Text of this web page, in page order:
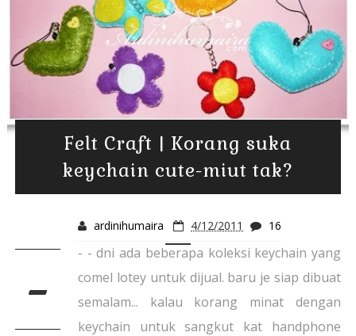
Felt Craft | Korang suka
keychain cute-miut tak?
ardinihumaira 4/12/2011 16
-
- - dni ada beberapa koleksi keychain yang
comel lotey untuk dijual. baru je siap dibuat
semalam... kalau korang minat dengan
keychain untuk sangkut kat handphone